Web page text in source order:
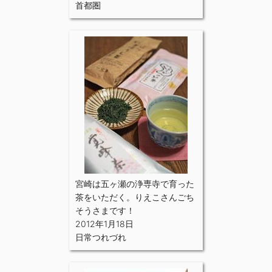
首都圏
宮崎は五ヶ瀬の浄専寺で育った
茶をいただく。りえこさんごち
そうさまです！
2012年1月18日
日常つれづれ